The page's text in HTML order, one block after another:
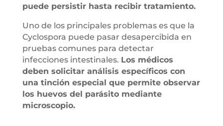
puede persistir hasta recibir tratamiento.
Uno de los principales problemas es que la
Cyclospora puede pasar desapercibida en
pruebas comunes para detectar
infecciones intestinales. Los médicos
deben solicitar análisis específicos con
una tinción especial que permite observar
los huevos del parásito mediante
microscopio.